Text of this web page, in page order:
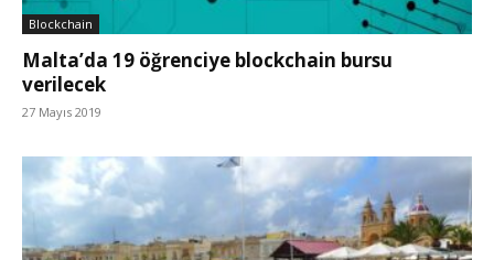
Blockchain
Malta’da 19 öğrenciye blockchain bursu
verilecek
27 Mayıs 2019